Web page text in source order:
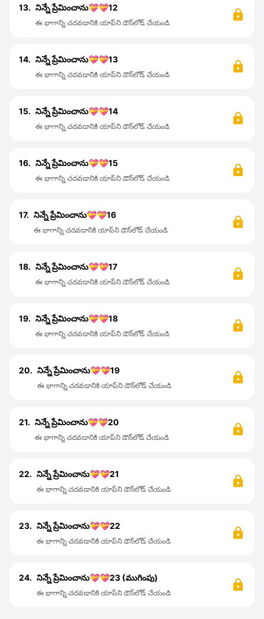
13. నిన్నే ప్రేమించాను💝💝12
ఈ భాగాన్ని చదవడానికి యాప్‌ని డౌన్‌లోడ్ చేయండి
14. నిన్నే ప్రేమించాను💝💝13
ఈ భాగాన్ని చదవడానికి యాప్‌ని డౌన్‌లోడ్ చేయండి
15. నిన్నే ప్రేమించాను💝💝14
ఈ భాగాన్ని చదవడానికి యాప్‌ని డౌన్‌లోడ్ చేయండి
16. నిన్నే ప్రేమించాను💝💝15
ఈ భాగాన్ని చదవడానికి యాప్‌ని డౌన్‌లోడ్ చేయండి
17. నిన్నే ప్రేమించాను💝💝16
ఈ భాగాన్ని చదవడానికి యాప్‌ని డౌన్‌లోడ్ చేయండి
18. నిన్నే ప్రేమించాను💝💝17
ఈ భాగాన్ని చదవడానికి యాప్‌ని డౌన్‌లోడ్ చేయండి
19. నిన్నే ప్రేమించాను💝💝18
ఈ భాగాన్ని చదవడానికి యాప్‌ని డౌన్‌లోడ్ చేయండి
20. నిన్నే ప్రేమించాను💝💝19
ఈ భాగాన్ని చదవడానికి యాప్‌ని డౌన్‌లోడ్ చేయండి
21. నిన్నే ప్రేమించాను💝💝20
ఈ భాగాన్ని చదవడానికి యాప్‌ని డౌన్‌లోడ్ చేయండి
22. నిన్నే ప్రేమించాను💝💝21
ఈ భాగాన్ని చదవడానికి యాప్‌ని డౌన్‌లోడ్ చేయండి
23. నిన్నే ప్రేమించాను💝💝22
ఈ భాగాన్ని చదవడానికి యాప్‌ని డౌన్‌లోడ్ చేయండి
24. నిన్నే ప్రేమించాను💝💝23 (ముగింపు)
ఈ భాగాన్ని చదవడానికి యాప్‌ని డౌన్‌లోడ్ చేయండి